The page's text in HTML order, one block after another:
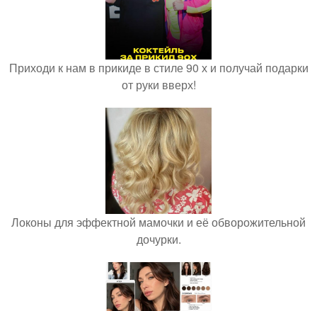
Приходи к нам в прикиде в стиле 90 х и получай подарки
от руки вверх!
Локоны для эффектной мамочки и её обворожительной
дочурки.